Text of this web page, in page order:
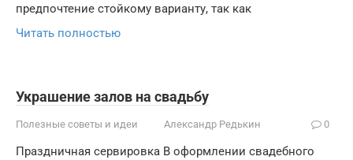
предпочтение стойкому варианту, так как
Читать полностью
Украшение залов на свадьбу
Полезные советы и идеи Александр Редькин 0
Праздничная сервировка В оформлении свадебного